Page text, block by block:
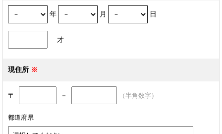
年 月 日
才
現住所
〒 － （半角数字）
都道府県